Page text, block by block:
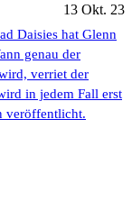
13 Okt. 23
Daisies hat Glenn
genau der
verriet der
in jedem Fall erst
veröffentlicht.